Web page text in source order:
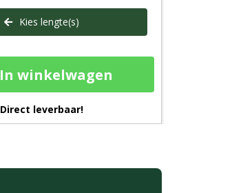
Kies lengte(s)
In winkelwagen
Direct leverbaar!